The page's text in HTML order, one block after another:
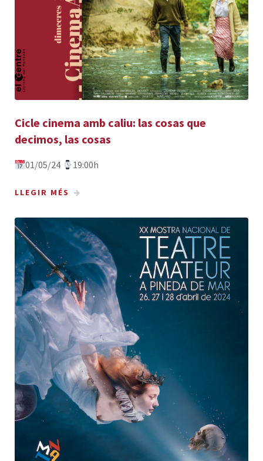
Cicle cinema amb caliu: las cosas que
decimos, las cosas
01/05/24 19:00h
LLEGIR MÉS